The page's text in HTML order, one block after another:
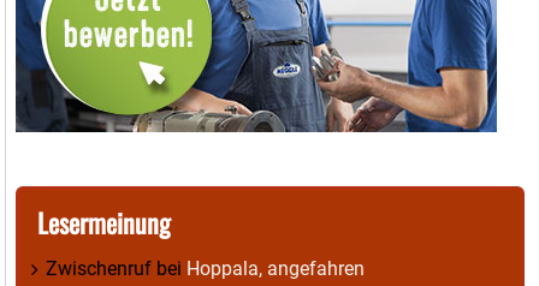
Lesermeinung
Zwischenruf bei Hoppala, angefahren